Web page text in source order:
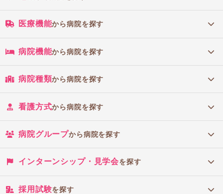
医療機能から病院を探す
病院機能から病院を探す
病院種類から病院を探す
看護方式から病院を探す
病院グループから病院を探す
インターンシップ・見学会を探す
採用試験を探す